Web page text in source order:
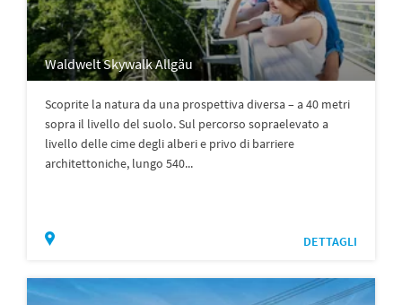
Waldwelt Skywalk Allgäu
Scoprite la natura da una prospettiva diversa – a 40 metri
sopra il livello del suolo. Sul percorso sopraelevato a
livello delle cime degli alberi e privo di barriere
architettoniche, lungo 540...
DETTAGLI